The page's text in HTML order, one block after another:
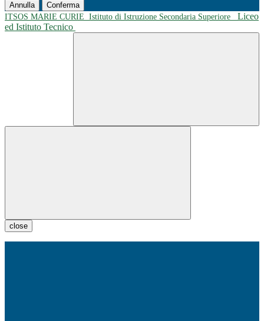
Annulla
Conferma
ITSOS MARIE CURIE Istituto di Istruzione Secondaria Superiore
Liceo
ed Istituto Tecnico
close